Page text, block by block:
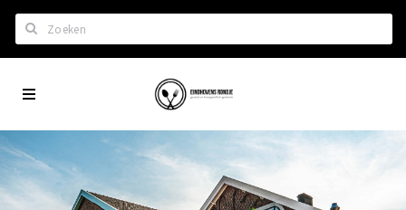
Home
Het laatste nieuws in Eindhoven
Lijstjes met Eindhoven tips
City